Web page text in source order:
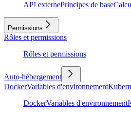
API externePrincipes de base
Permissions
Rôles et permissions
Rôles et permissions
Auto-hébergement
DockerVariables d'environnement
DockerVariables d'environnement